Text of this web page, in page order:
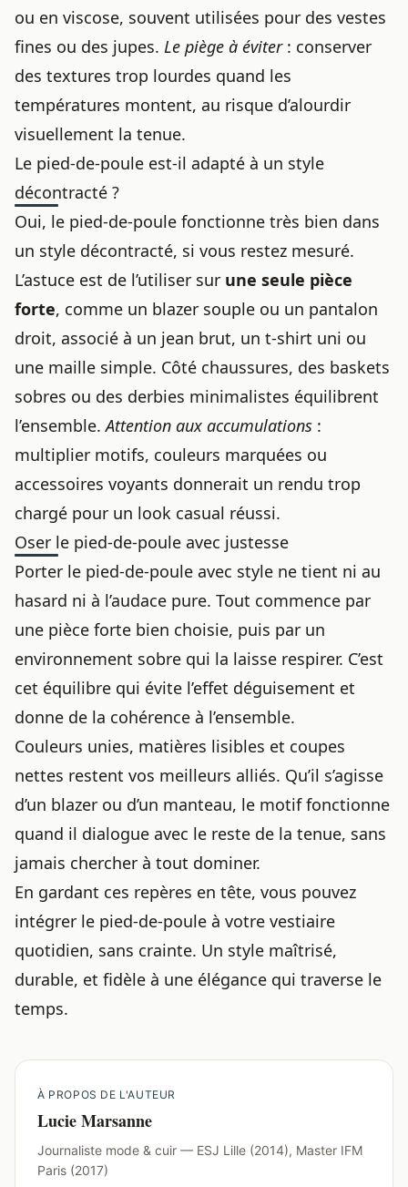
ou en viscose, souvent utilisées pour des vestes
fines ou des jupes. Le piège à éviter: conserver
des textures trop lourdes quand les
températures montent, au risque d’alourdir
visuellement la tenue.
Le pied-de-poule est-il adapté à un style
décontracté ?
Oui, le pied-de-poule fonctionne très bien dans
un style décontracté, si vous restez mesuré.
L’astuce est de l’utiliser sur une seule pièce
forte, comme un blazer souple ou un pantalon
droit, associé à un jean brut, un t-shirt uni ou
une maille simple. Côté chaussures, des baskets
sobres ou des derbies minimalistes équilibrent
l’ensemble.Attention aux accumulations :
multiplier motifs, couleurs marquées ou
accessoires voyants donnerait un rendu trop
chargé pour un look casual réussi.
Oser le pied-de-poule avec justesse
Porter le pied-de-poule avec style ne tient ni au
hasard ni à l’audace pure. Tout commence par
une pièce forte bien choisie, puis par un
environnement sobre qui la laisse respirer. C’est
cet équilibre qui évite l’effet déguisement et
donne de la cohérence à l’ensemble.
Couleurs unies, matières lisibles et coupes
nettes restent vos meilleurs alliés. Qu’il s’agisse
d’un blazer ou d’un manteau, le motif fonctionne
quand il dialogue avec le reste de la tenue, sans
jamais chercher à tout dominer.
En gardant ces repères en tête, vous pouvez
intégrer le pied-de-poule à votre vestiaire
quotidien, sans crainte. Un style maîtrisé,
durable, et fidèle à une élégance qui traverse le
temps.
À PROPOS DE L'AUTEUR
Lucie Marsanne
Journaliste mode & cuir — ESJ Lille (2014), Master IFM
Paris (2017)